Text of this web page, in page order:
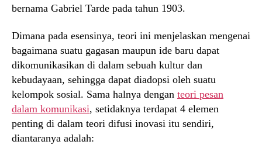
bernama Gabriel Tarde pada tahun 1903.
Dimana pada esensinya, teori ini menjelaskan mengenai
bagaimana suatu gagasan maupun ide baru dapat
dikomunikasikan di dalam sebuah kultur dan
kebudayaan, sehingga dapat diadopsi oleh suatu
kelompok sosial. Sama halnya dengan teori pesan
dalam komunikasi, setidaknya terdapat 4 elemen
penting di dalam teori difusi inovasi itu sendiri,
diantaranya adalah: